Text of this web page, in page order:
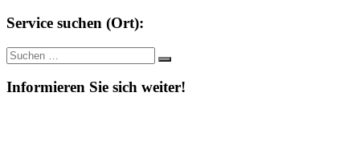
Service suchen (Ort):
Suche
nach:
Suchen
Informieren Sie sich weiter!